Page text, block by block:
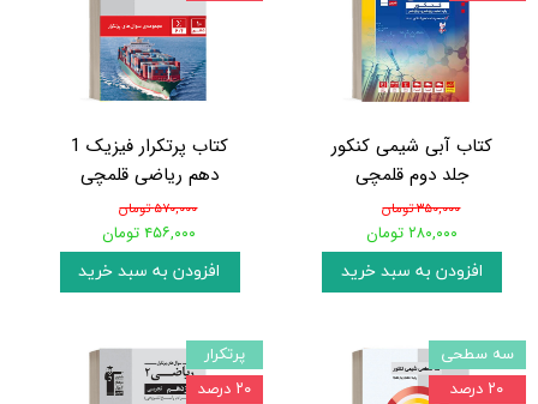
کتاب آبی شیمی کنکور
جلد دوم قلمچی
۳۵۰,۰۰۰ تومان
۲۸۰,۰۰۰ تومان
افزودن به سبد خرید
کتاب پرتکرار فیزیک 1
دهم ریاضی قلمچی
۵۷۰,۰۰۰ تومان
۴۵۶,۰۰۰ تومان
افزودن به سبد خرید
سه سطحی
۲۰ درصد
پرتکرار
۲۰ درصد